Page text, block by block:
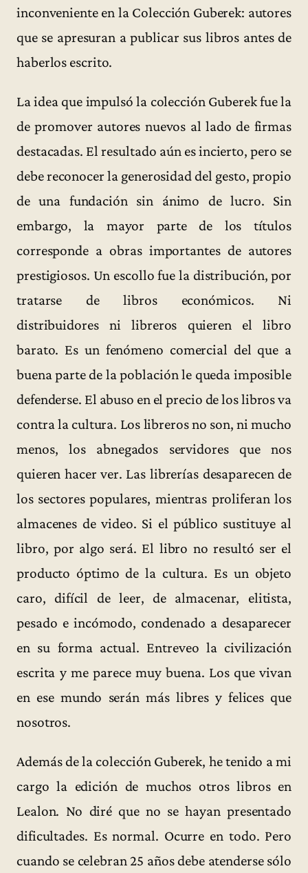
inconveniente en la Colección Guberek: autores
que se apresuran a publicar sus libros antes de
haberlos escrito.
La idea que impulsó la colección Guberek fue la
de promover autores nuevos al lado de firmas
destacadas. El resultado aún es incierto, pero se
debe reconocer la generosidad del gesto, propio
de una fundación sin ánimo de lucro. Sin
embargo, la mayor parte de los títulos
corresponde a obras importantes de autores
prestigiosos. Un escollo fue la distribución, por
tratarse de libros económicos. Ni
distribuidores ni libreros quieren el libro
barato. Es un fenómeno comercial del que a
buena parte de la población le queda imposible
defenderse. El abuso en el precio de los libros va
contra la cultura. Los libreros no son, ni mucho
menos, los abnegados servidores que nos
quieren hacer ver. Las librerías desaparecen de
los sectores populares, mientras proliferan los
almacenes de video. Si el público sustituye al
libro, por algo será. El libro no resultó ser el
producto óptimo de la cultura. Es un objeto
caro, difícil de leer, de almacenar, elitista,
pesado e incómodo, condenado a desaparecer
en su forma actual. Entreveo la civilización
escrita y me parece muy buena. Los que vivan
en ese mundo serán más libres y felices que
nosotros.
Además de la colección Guberek, he tenido a mi
cargo la edición de muchos otros libros en
Lealon. No diré que no se hayan presentado
dificultades. Es normal. Ocurre en todo. Pero
cuando se celebran 25 años debe atenderse sólo